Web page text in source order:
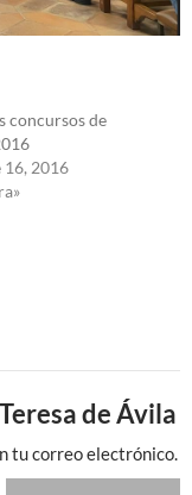
concursos de
2016
de Ávila
tu correo electrónico.